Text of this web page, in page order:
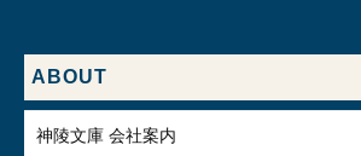
ABOUT
神陵文庫 会社案内